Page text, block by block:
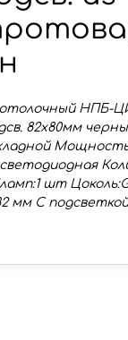
НПБ-
82x80мм
шт
мм С